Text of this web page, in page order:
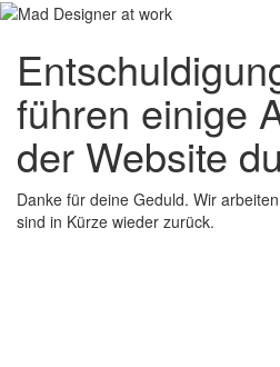
führen einige
der Website
Danke für deine Geduld. Wir
sind in Kürze wieder zurück.